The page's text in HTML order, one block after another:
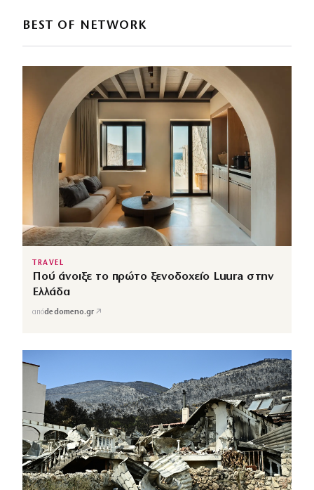
BEST OF NETWORK
TRAVEL
Πού άνοιξε το πρώτο ξενοδοχείο Luura στην
Ελλάδα
απόdedomeno.gr ↗